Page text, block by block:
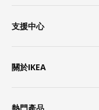
支援中心
關於IKEA